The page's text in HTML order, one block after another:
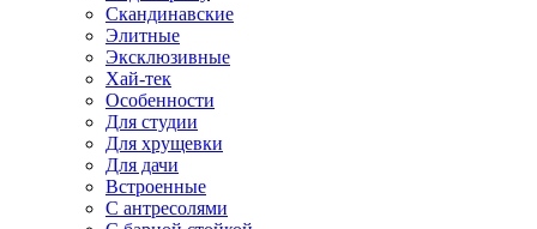
Скандинавские
Элитные
Эксклюзивные
Хай-тек
Особенности
Для студии
Для хрущевки
Для дачи
Встроенные
С антресолями